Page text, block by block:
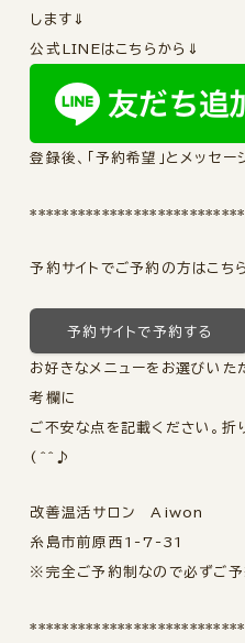
します⇓
公式LINEはこちらから⇓
登録後、「予約希望」とメッセ
予約サイトでご予約の方はこち
予約サイトで予約する
お好きなメニューをお選びいた
考欄に
ご不安な点を記載ください。折
(^^♪
改善温活サロン Aiwon
糸島市前原西1-7-31
※完全ご予約制なので必ずご予